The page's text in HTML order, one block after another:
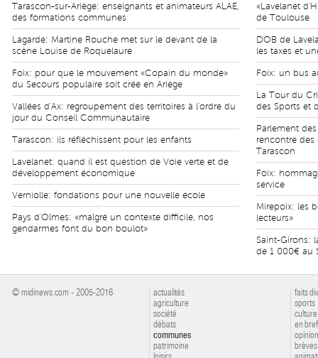
Tarascon-sur-Ariège: enseignants et animateurs ALAE,
des formations communes
Lagarde: Martine Rouche met sur le devant de la
scène Louise de Roquelaure
Foix: pour que le mouvement «Copain du monde»
du Secours populaire soit créé en Ariège
Vallées d'Ax: regroupement des territoires à l'ordre du
jour du Conseil Communautaire
Tarascon: ils réfléchissent pour les enfants
Lavelanet: quand il est question de Voie verte et de
développement économique
Verniolle: fondations pour une nouvelle école
Pays d'Olmes: «malgré un contexte difficile, nos
gendarmes font du bon boulot»
«Lavelanet
de Toulouse
DOB de
les taxes et
Foix: un bus
La Tour du
des Sports et
Parlement
rencontre des
Tarascon
Foix:
service
Mirepoix: les
lecteurs»
Saint-Girons:
de 1 000€ au
© midinews.com - 2005-2016
actualités
agriculture
société
débats
communes
patrimoine
faits
sports
culture
en bref
brèves